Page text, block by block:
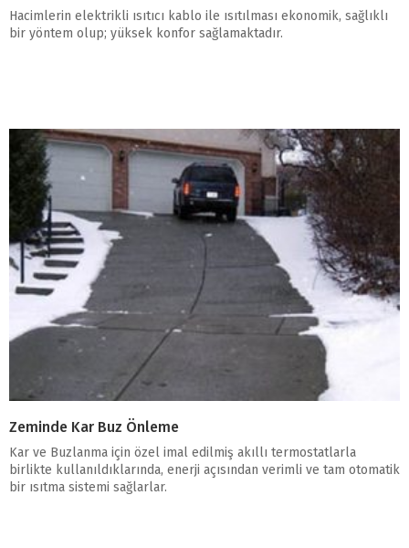
Hacimlerin elektrikli ısıtıcı kablo ile ısıtılması ekonomik, sağlıklı
bir yöntem olup; yüksek konfor sağlamaktadır.
Zeminde Kar Buz Önleme
Kar ve Buzlanma için özel imal edilmiş akıllı termostatlarla
birlikte kullanıldıklarında, enerji açısından verimli ve tam otomatik
bir ısıtma sistemi sağlarlar.